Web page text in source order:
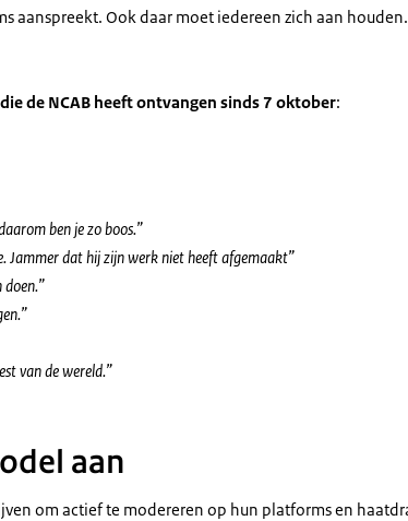
aanspreekt. Ook daar moet iedereen zich aan
de NCAB heeft ontvangen sinds 7 oktober:
ben je zo boos.”
Jammer dat hij zijn werk niet heeft afgemaakt”
doen.”
van de wereld.”
aan
om actief te modereren op hun platforms en